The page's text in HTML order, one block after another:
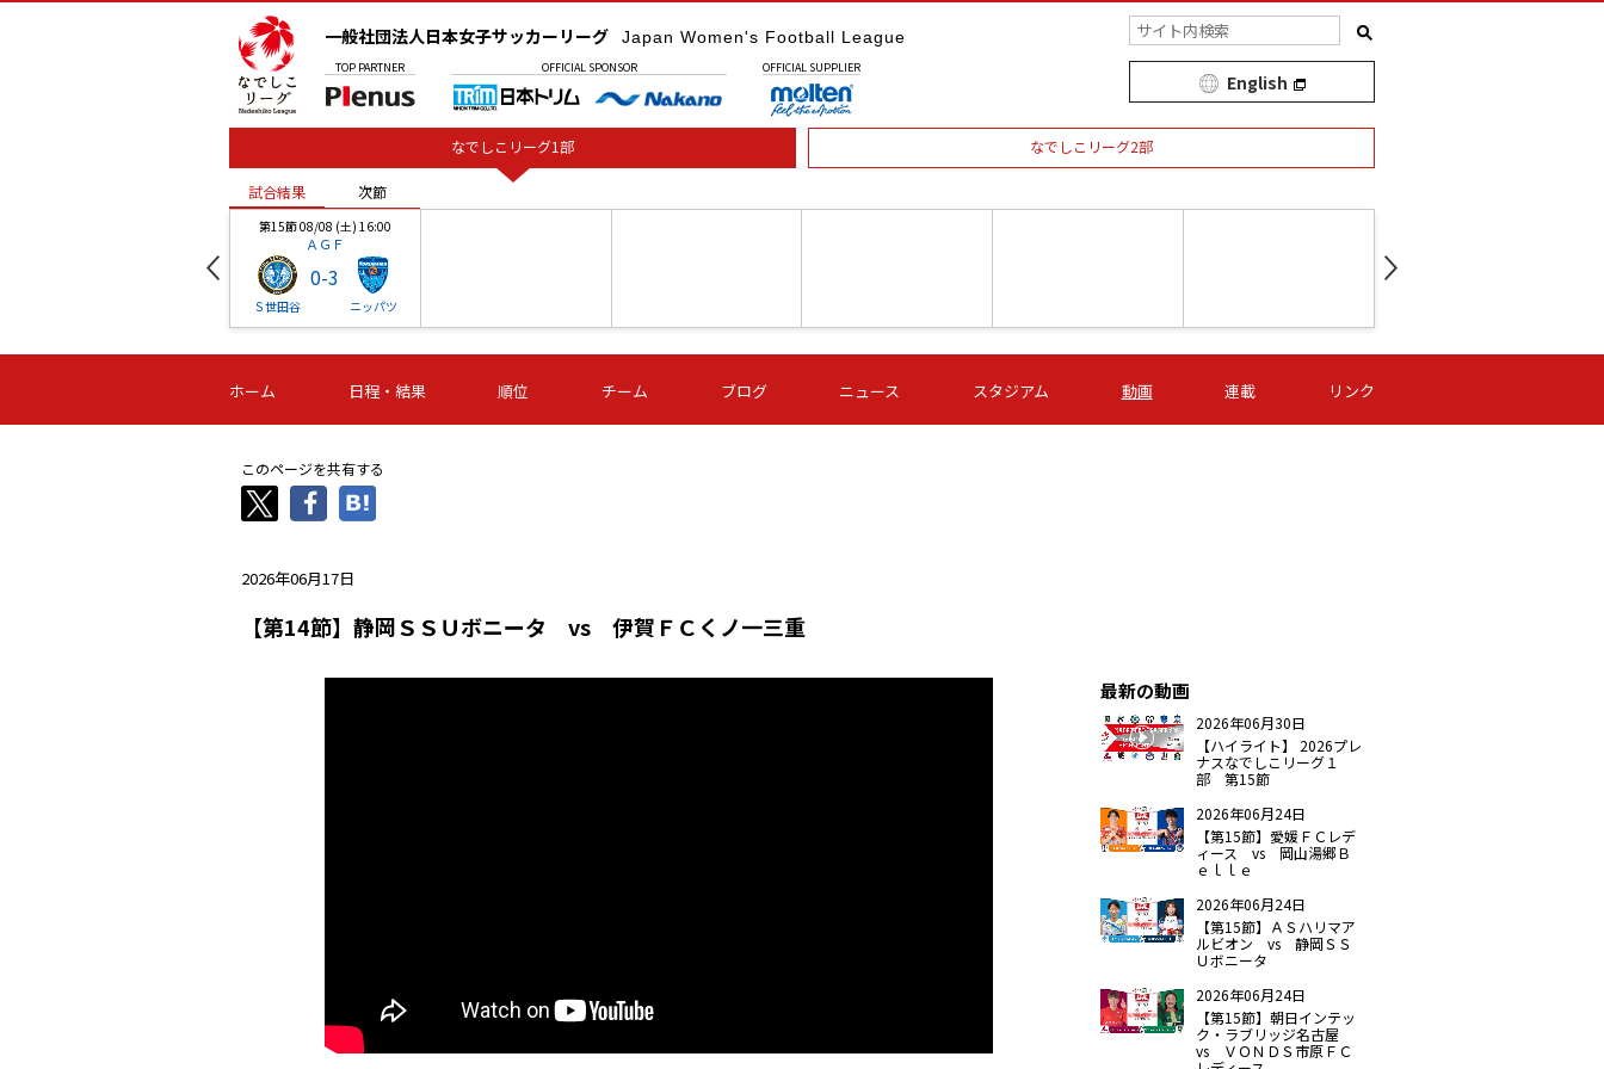
一般社団法人日本女子サッカーリーグ Japan Women's Football League
TOP PARTNER OFFICIAL SPONSOR OFFICIAL SUPPLIER
English
なでしこリーグ1部 なでしこリーグ2部
試合結果 次節
第15節 08/08 (土) 16:00
ＡＧＦ
Ｓ世田谷
0-3
ニッパツ
-
第16節 09/05 (土) 15:00
ニッパツ
ニッパツ
-
名古屋
第16節 09/05 (土) 15:00
石人の星
-
第16節 09/05 (土) 16:00
ＡＧＦ
-
いちご
-
第16節 09/06 (日) 15:00
-
第16節 09/06 (日) 15:00
- -
試合結果 次節
ホーム 日程・結果 順位 チーム ブログ ニュース スタジアム 動画 連載 リンク
このページを共有する
2026年06月17日
【第14節】静岡ＳＳＵボニータ vs 伊賀ＦＣくノ一三重
最新の動画
2026年06月30日
【ハイライト】 2026プレ
ナスなでしこリーグ１
部 第15節
2026年06月24日
【第15節】愛媛ＦＣレデ
ィース vs 岡山湯郷Ｂ
ｅｌｌｅ
2026年06月24日
【第15節】ＡＳハリマア
ルビオン vs 静岡ＳＳ
Ｕボニータ
2026年06月24日
【第15節】朝日インテッ
ク・ラブリッジ名古屋
vs ＶＯＮＤＳ市原ＦＣ